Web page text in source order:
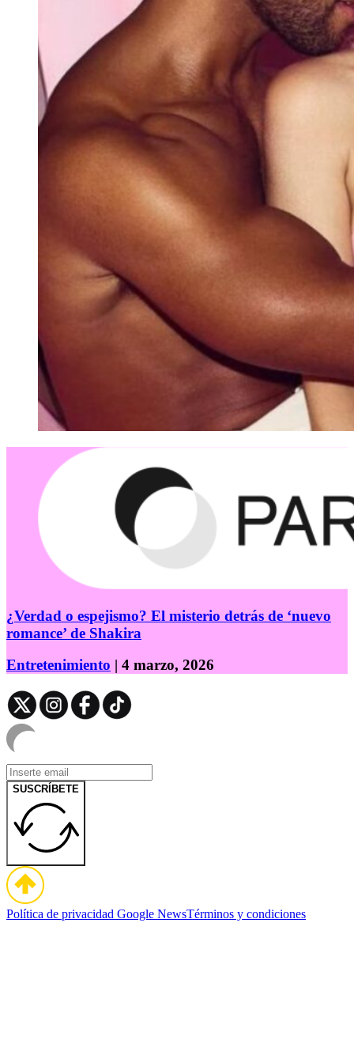
¿Verdad o espejismo? El misterio detrás de ‘nuevo
romance’ de Shakira
Entretenimiento | 4 marzo, 2026
SUSCRÍBETE
Política de privacidad Google NewsTérminos y condiciones